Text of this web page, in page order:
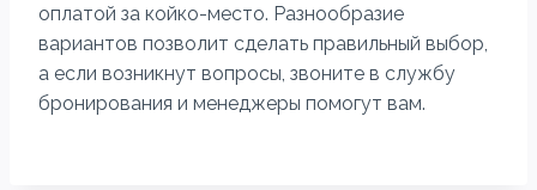
оплатой за койко-место. Разнообразие
вариантов позволит сделать правильный выбор,
а если возникнут вопросы, звоните в службу
бронирования и менеджеры помогут вам.